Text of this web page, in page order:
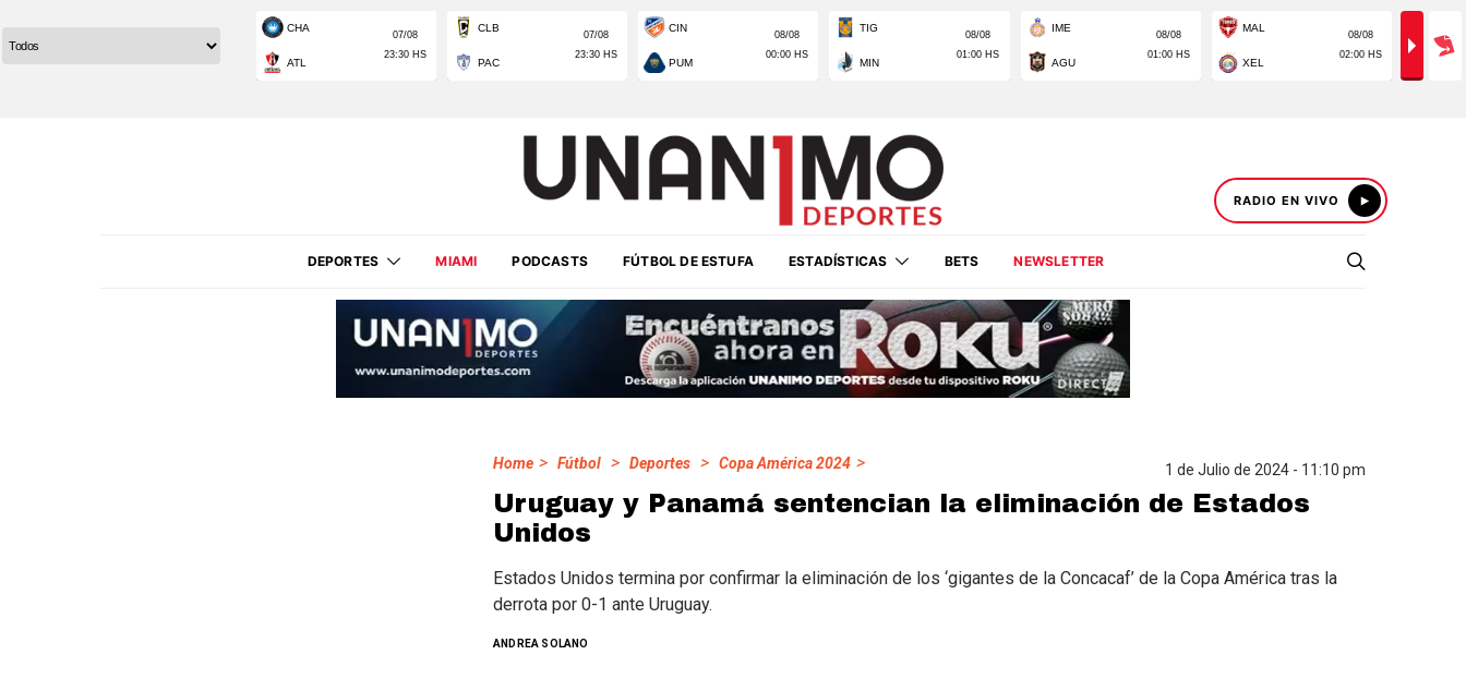
RADIO EN VIVO
DEPORTES MIAMI PODCASTS FÚTBOL DE ESTUFA ESTADÍSTICAS BETS NEWSLETTER
Home > Fútbol > Deportes > Copa América 2024 > 1 de Julio de 2024 - 11:10 pm
Uruguay y Panamá sentencian la eliminación de Estados
Unidos
Estados Unidos termina por confirmar la eliminación de los ‘gigantes de la Concacaf’ de la Copa América tras la
derrota por 0-1 ante Uruguay.
ANDREA SOLANO